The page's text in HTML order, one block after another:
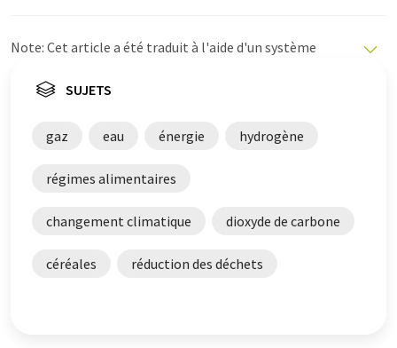
Note: Cet article a été traduit à l'aide d'un système
propose ces traductions automatiques pour présenter
été traduit avec traduction automatique, il est possible
qu'il contienne des erreurs de vocabulaire, de syntaxe ou
de grammaire. L'article original dans Anglais peut être
ici
SUJETS
gaz eau énergie hydrogène
régimes alimentaires
changement climatique dioxyde de carbone
céréales réduction des déchets